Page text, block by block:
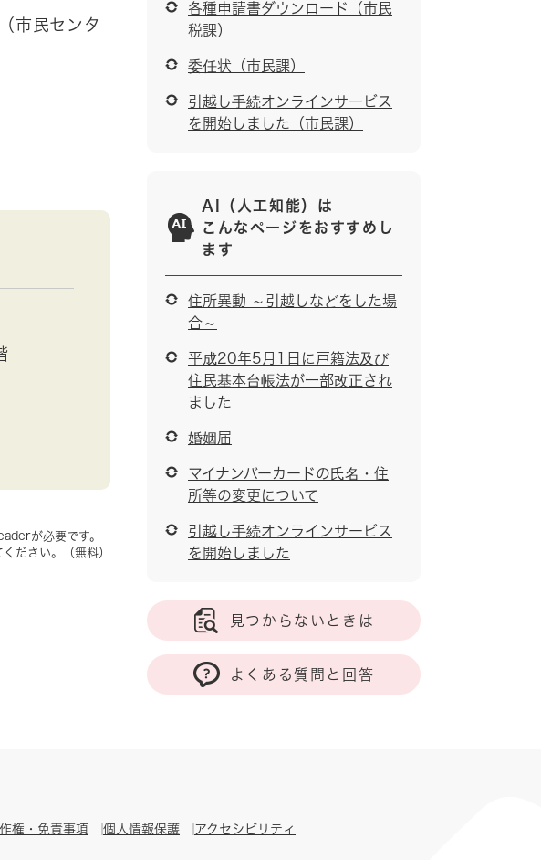
市民センタ
が必要です。
ださい。（無料）
各種申請書ダウンロード（市民
税課）
委任状（市民課）
引越し手続オンラインサービス
を開始しました（市民課）
AI（人工知能）は
こんなページをおすすめし
ます
住所異動 ～引越しなどをした場
合～
平成20年5月1日に戸籍法及び
住民基本台帳法が一部改正され
ました
婚姻届
マイナンバーカードの氏名・住
所等の変更について
引越し手続オンラインサービス
を開始しました
見つからないときは
よくある質問と回答
権・免責事項 個人情報保護 アクセシビリティ